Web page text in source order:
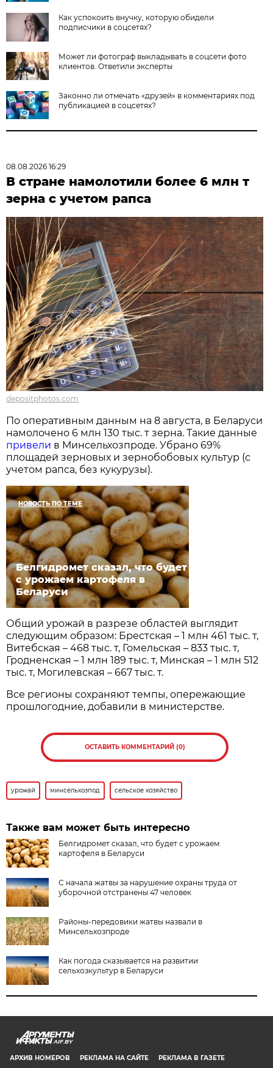
Как успокоить внучку, которую обидели
подписчики в соцсетях?
Может ли фотограф выкладывать в соцсети фото
клиентов. Ответили эксперты
Законно ли отмечать «друзей» в комментариях под
публикацией в соцсетях?
08.08.2026 16:29
В стране намолотили более 6 млн т
зерна с учетом рапса
depositphotos.com
По оперативным данным на 8 августа, в Беларуси
намолочено 6 млн 130 тыс. т зерна. Такие данные
привели в Минсельхозпроде. Убрано 69%
площадей зерновых и зернобобовых культур (с
учетом рапса, без кукурузы).
НОВОСТЬ ПО ТЕМЕ
Белгидромет сказал, что будет
с урожаем картофеля в
Беларуси
Общий урожай в разрезе областей выглядит
следующим образом: Брестская – 1 млн 461 тыс. т,
Витебская – 468 тыс. т, Гомельская – 833 тыс. т,
Гродненская – 1 млн 189 тыс. т, Минская – 1 млн 512
тыс. т, Могилевская – 667 тыс. т.
Все регионы сохраняют темпы, опережающие
прошлогодние, добавили в министерстве.
ОСТАВИТЬ КОММЕНТАРИЙ (0)
урожай минсельхозпод сельское хозяйство
Также вам может быть интересно
Белгидромет сказал, что будет с урожаем
картофеля в Беларуси
С начала жатвы за нарушение охраны труда от
уборочной отстранены 47 человек
Районы-передовики жатвы назвали в
Минсельхозпроде
Как погода сказывается на развитии
сельхозкультур в Беларуси
AIF.BY
АРХИВ НОМЕРОВ РЕКЛАМА НА САЙТЕ РЕКЛАМА В ГАЗЕТЕ